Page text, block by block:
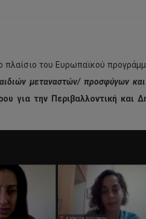
πλαίσιο του Ευρωπαϊκού
μεταναστών/ προσφύγων
για την Περιβαλλοντική και